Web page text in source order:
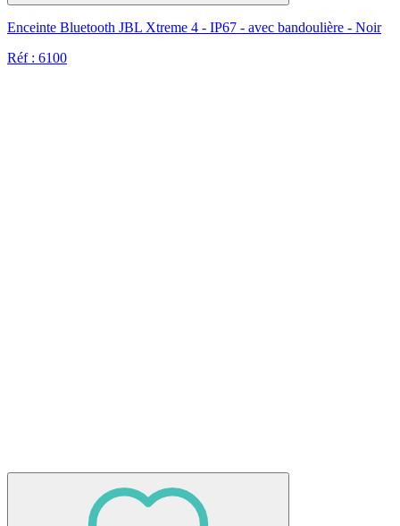
Enceinte Bluetooth JBL Xtreme 4 - IP67 - avec bandoulière - Noir
Réf : 6100